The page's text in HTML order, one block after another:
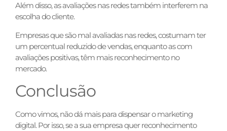
Além disso, as avaliações nas redes também interferem na
escolha do cliente.
Empresas que são mal avaliadas nas redes, costumam ter
um percentual reduzido de vendas, enquanto as com
avaliações positivas, têm mais reconhecimento no
mercado.
Conclusão
Como vimos, não dá mais para dispensar o marketing
digital. Por isso, se a sua empresa quer reconhecimento